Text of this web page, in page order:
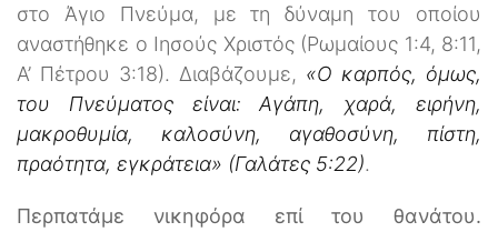
στο Άγιο Πνεύμα, με τη δύναμη του οποίου
αναστήθηκε ο Ιησούς Χριστός (Ρωμαίους 1:4, 8:11,
Α’ Πέτρου 3:18). Διαβάζουμε, «Ο καρπός, όμως,
του Πνεύματος είναι: Αγάπη, χαρά, ειρήνη,
μακροθυμία, καλοσύνη, αγαθοσύνη, πίστη,
πραότητα, εγκράτεια» (Γαλάτες 5:22).
Περπατάμε νικηφόρα επί του θανάτου.